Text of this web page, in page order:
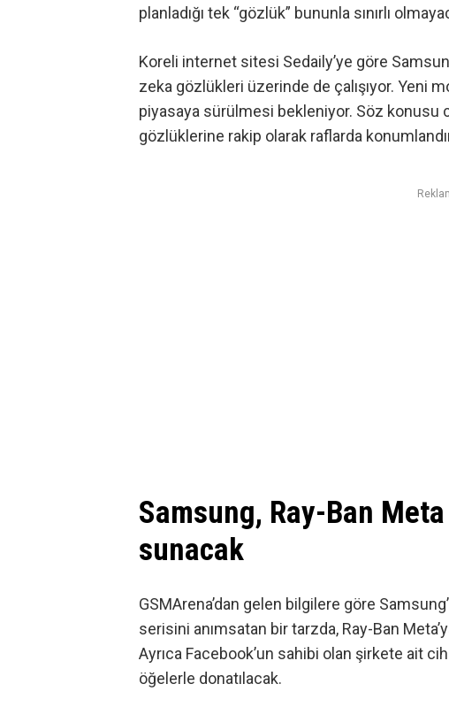
planladığı tek “gözlük” bununla sınırlı
Koreli internet sitesi Sedaily’ye göre
zeka gözlükleri üzerinde de çalışıyor. Yeni
piyasaya sürülmesi bekleniyor. Söz konusu
gözlüklerine rakip olarak raflarda
Samsung, Ray-Ban
sunacak
GSMArena’dan gelen bilgilere göre
serisini anımsatan bir tarzda, Ray-Ban
Ayrıca Facebook’un sahibi olan şirkete ait
öğelerle donatılacak.